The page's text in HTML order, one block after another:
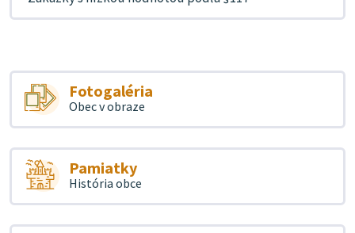
Fotogaléria
Obec v obraze
Pamiatky
História obce